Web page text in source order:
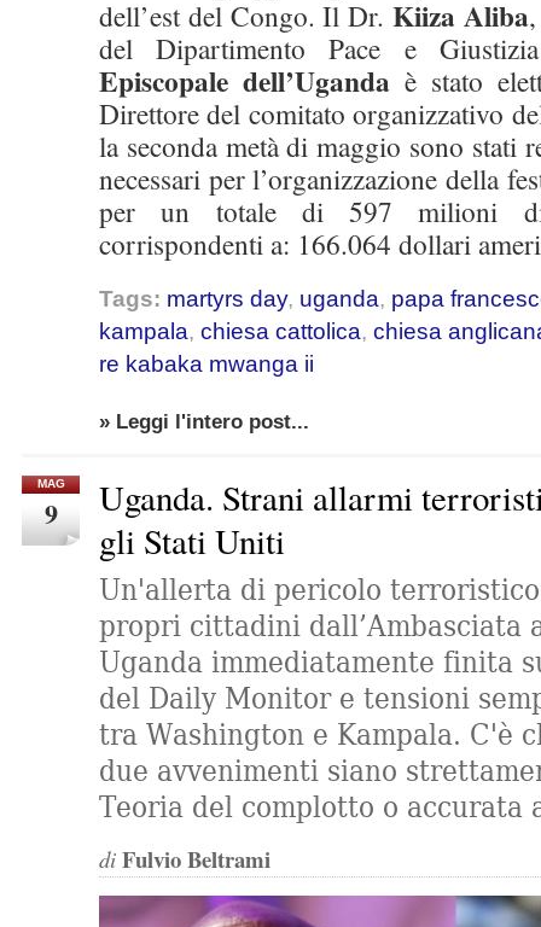
dell’est del Congo. Il Dr. Kiiza Aliba
del Dipartimento Pace e
Episcopale dell’Uganda è stato
Direttore del comitato organizzativo
la seconda metà di maggio sono stati
necessari per l’organizzazione della
per un totale di 597 milioni di
corrispondenti a: 166.064 dollari
Tags: martyrs day, uganda, papa
kampala, chiesa cattolica, chiesa
re kabaka mwanga ii
» Leggi l'intero post...
MAG
9
Uganda. Strani allarmi
gli Stati Uniti
Un'allerta di pericolo
propri cittadini dall’Ambasciata
Uganda immediatamente finita
del Daily Monitor e tensioni
tra Washington e Kampala. C'è
due avvenimenti siano
Teoria del complotto o accurata
di Fulvio Beltrami